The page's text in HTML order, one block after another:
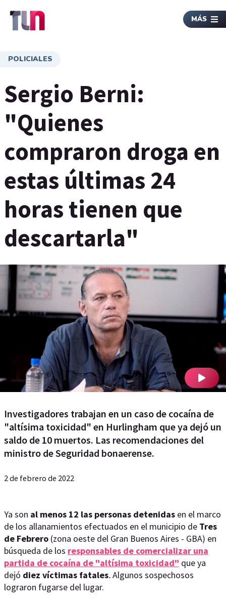
MÁS
POLICIALES
Sergio Berni:
"Quienes
compraron droga en
estas últimas 24
horas tienen que
descartarla"
Investigadores trabajan en un caso de cocaína de
"altísima toxicidad" en Hurlingham que ya dejó un
saldo de 10 muertos. Las recomendaciones del
ministro de Seguridad bonaerense.
2 de febrero de 2022
Ya son al menos 12 las personas detenidas en el marco
de los allanamientos efectuados en el municipio de Tres
de Febrero (zona oeste del Gran Buenos Aires - GBA) en
búsqueda de los responsables de comercializar una
partida de cocaína de "altísima toxicidad" que ya
dejó diez víctimas fatales.Algunos sospechosos
lograron fugarse del lugar.